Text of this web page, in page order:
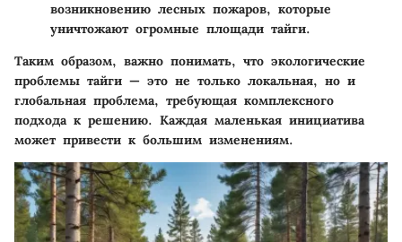
возникновению лесных пожаров, которые
уничтожают огромные площади тайги.
Таким образом, важно понимать, что экологические
проблемы тайги — это не только локальная, но и
глобальная проблема, требующая комплексного
подхода к решению. Каждая маленькая инициатива
может привести к большим изменениям.